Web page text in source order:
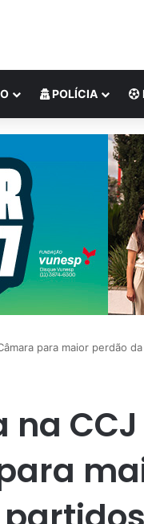
POLÍCIA
para maior perdão
na